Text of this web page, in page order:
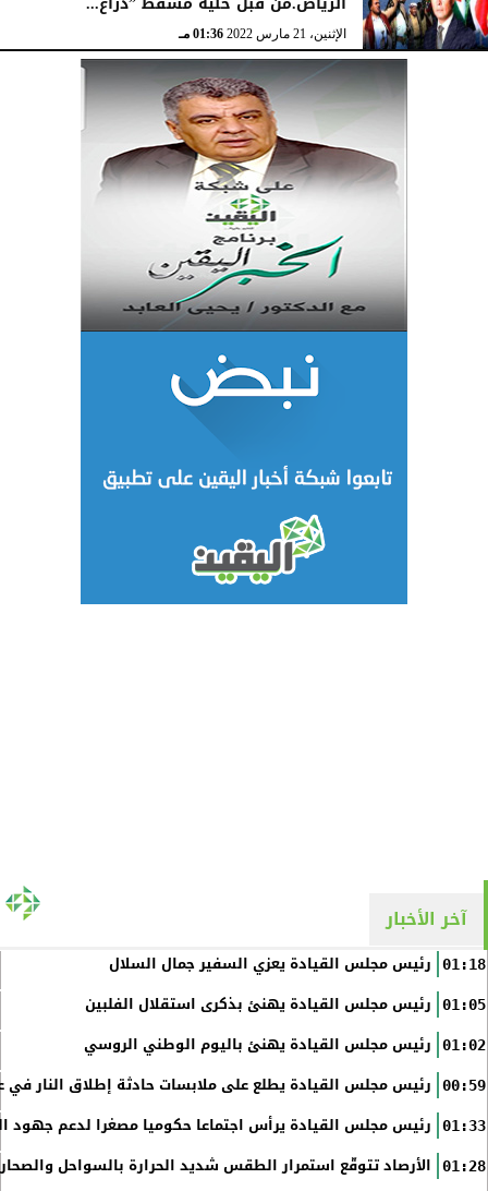
الإثنين، 21 مارس 2022 01:36 مـ
آخر الأخبار
01:18 رئيس مجلس القيادة يعزي السفير جمال السلال
01:05 رئيس مجلس القيادة يهنئ بذكرى استقلال الفلبين
01:02 رئيس مجلس القيادة يهنئ باليوم الوطني الروسي
00:59 رئيس مجلس القيادة يطلع على ملابسات حادثة إطلاق النار في
01:33 رئيس مجلس القيادة يرأس اجتماعا حكوميا مصغرا لدعم جهود
01:28 الأرصاد تتوقّع استمرار الطقس شديد الحرارة بالسواحل